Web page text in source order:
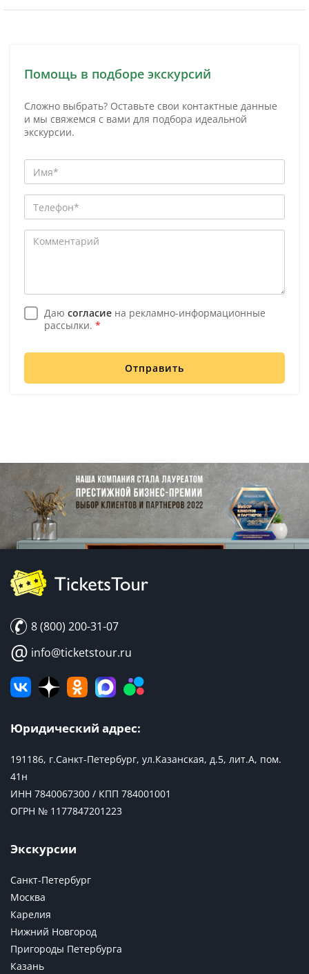
Помощь в подборе экскурсий
Сложно выбрать? Оставьте свои контактные данные
и мы свяжемся с вами для подбора идеальной
экскурсии.
Даю согласие на рекламно-информационные
рассылки. *
Отправить
8 (800) 200-31-07
@ info@ticketstour.ru
Юридический адрес:
191186, г.Санкт-Петербург, ул.Казанская, д.5, лит.А, пом.
41н
ИНН 7840067300 / КПП 784001001
ОГРН № 1177847201223
Экскурсии
Санкт-Петербург
Москва
Карелия
Нижний Новгород
Пригороды Петербурга
Казань